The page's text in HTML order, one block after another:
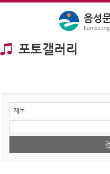
포토갤러리